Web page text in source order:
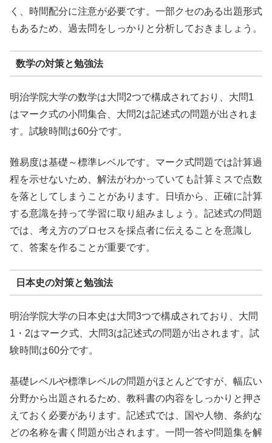
く、時間配分に注意が必要です。一部クセのある出題形式
もあるため、過去問をしっかりと分析しておきましょう。
数学の対策と勉強法
明治学院大学の数学は大問2つで構成されており、大問1
はマーク式の小問集合、大問2は記述式の問題が出されま
す。試験時間は60分です。
難易度は基礎～標準レベルです。マーク式問題では計算過
程を示せないため、解法がわかっていても計算ミスで点数
を落としてしまうことがあります。日頃から、正確に計算
する意識を持って学習に取り組みましょう。記述式の問題
では、考え方のプロセスを採点者に伝えることを意識し
て、答案を作ることが重要です。
日本史の対策と勉強法
明治学院大学の日本史は大問3つで構成されており、大問
1・2はマーク式、大問3は記述式の問題が出されます。試
験時間は60分です。
基礎レベルや標準レベルの問題がほとんどですが、幅広い
分野から出題されるため、教科書の内容をしっかりと押さ
えておく必要があります。記述式では、国や人物、条約な
どの名称を書く問題が出されます。一問一答や問題集を解